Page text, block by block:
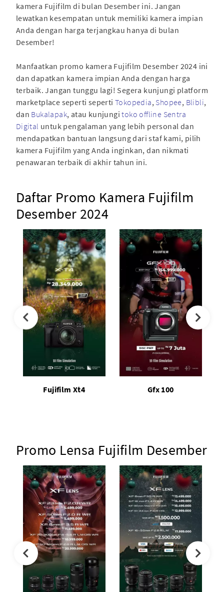
kamera Fujifilm di bulan Desember ini. Jangan
lewatkan kesempatan untuk memiliki kamera impian
Anda dengan harga terjangkau hanya di bulan
Desember!
Manfaatkan promo kamera Fujifilm Desember 2024 ini
dan dapatkan kamera impian Anda dengan harga
terbaik. Jangan tunggu lagi! Segera kunjungi platform
marketplace seperti seperti Tokopedia, Shopee, Blibli,
dan Bukalapak, atau kunjungitoko offline Sentra
Digital untuk pengalaman yang lebih personal dan
mendapatkan bantuan langsung dari staf kami, pilih
kamera Fujifilm yang Anda inginkan, dan nikmati
penawaran terbaik di akhir tahun ini.
Daftar Promo Kamera Fujifilm
Desember 2024
Fujifilm Xt4 Gfx 100
Promo Lensa Fujifilm Desember